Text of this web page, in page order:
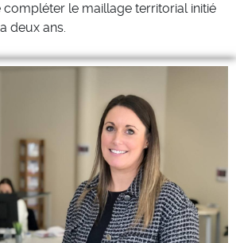
compléter le maillage territorial initié
deux ans.